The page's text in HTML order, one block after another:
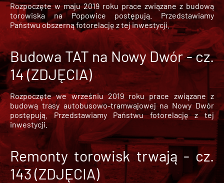
Rozpoczęte w maju 2019 roku prace związane z budową
torowiska na Popowice
postępują. Przedstawiamy
Państwu obszerną fotorelację z tej inwestycji.
Budowa TAT na Nowy Dwór - cz.
14 (ZDJĘCIA)
Rozpoczęte we wrześniu 2019 roku prace związane z
budową trasy autobusowo-tramwajowej na Nowy Dwór
postępują. Przedstawiamy Państwu fotorelację z tej
inwestycji.
Remonty torowisk trwają - cz.
143 (ZDJĘCIA)